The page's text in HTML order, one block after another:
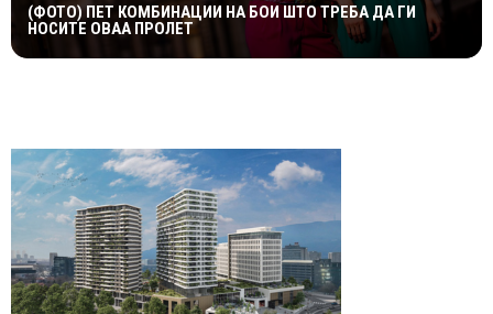
(ФОТО) ПЕТ КОМБИНАЦИИ НА БОИ ШТО ТРЕБА ДА ГИ
НОСИТЕ ОВАА ПРОЛЕТ